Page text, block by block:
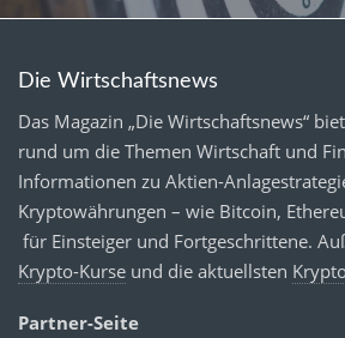
Die Wirtschaftsnews
Das Magazin „Die Wirtschaftsnews“
rund um die Themen Wirtschaft und
Informationen zu Aktien-
Kryptowährungen – wie Bitcoin,
für Einsteiger und Fortgeschrittene.
Krypto-Kurse und die aktuellsten
Partner-Seite